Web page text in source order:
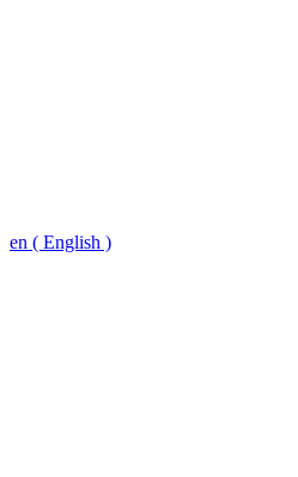
en ( English )